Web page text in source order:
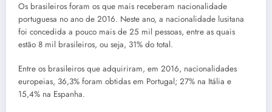
Os brasileiros foram os que mais receberam nacionalidade
portuguesa no ano de 2016. Neste ano, a nacionalidade lusitana
foi concedida a pouco mais de 25 mil pessoas, entre as quais
estão 8 mil brasileiros, ou seja, 31% do total.
Entre os brasileiros que adquiriram, em 2016, nacionalidades
europeias, 36,3% foram obtidas em Portugal; 27% na Itália e
15,4% na Espanha.